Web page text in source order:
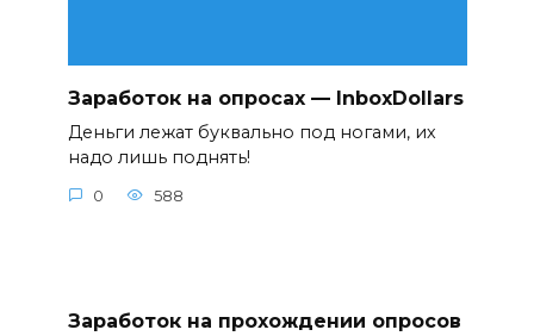
Заработок на опросах — InboxDollars
Деньги лежат буквально под ногами, их
надо лишь поднять!
0 588
Заработок на прохождении опросов